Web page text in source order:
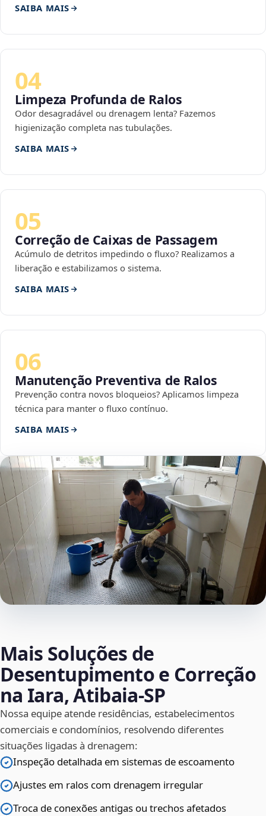
SAIBA MAIS
04
Limpeza Profunda de Ralos
Odor desagradável ou drenagem lenta? Fazemos
higienização completa nas tubulações.
SAIBA MAIS
05
Correção de Caixas de Passagem
Acúmulo de detritos impedindo o fluxo? Realizamos a
liberação e estabilizamos o sistema.
SAIBA MAIS
06
Manutenção Preventiva de Ralos
Prevenção contra novos bloqueios? Aplicamos limpeza
técnica para manter o fluxo contínuo.
SAIBA MAIS
Mais Soluções de
Desentupimento e Correção
na Iara, Atibaia‑SP
Nossa equipe atende residências, estabelecimentos
comerciais e condomínios, resolvendo diferentes
situações ligadas à drenagem:
Inspeção detalhada em sistemas de escoamento
Ajustes em ralos com drenagem irregular
Troca de conexões antigas ou trechos afetados